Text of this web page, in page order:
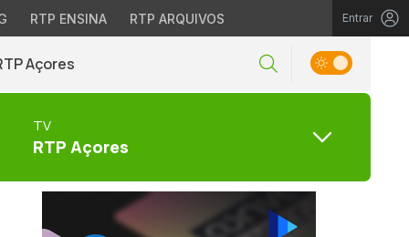
RTP ENSINA RTP ARQUIVOS Entrar
Açores
TV
RTP Açores